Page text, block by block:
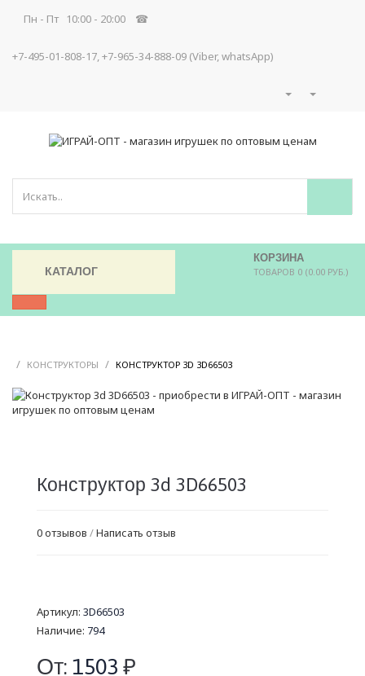
Пн - Пт 10:00 - 20:00 ☎
+7-495-01-808-17, +7-965-34-888-09 (Viber, whatsApp)
КОРЗИНА
ТОВАРОВ 0 (0.00 РУБ.)
КАТАЛОГ
/ КОНСТРУКТОРЫ / КОНСТРУКТОР 3D 3D66503
Конструктор 3d 3D66503
0 отзывов /Написать отзыв
Артикул: 3D66503
Наличие: 794
От: 1503 ₽